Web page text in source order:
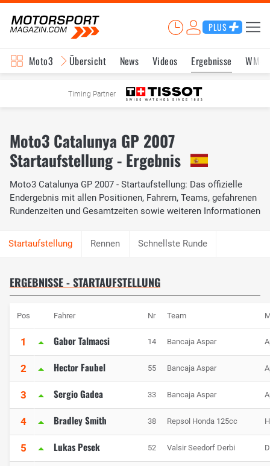
PLUS
Moto3 Übersicht News Videos Ergebnisse WM-
Timing Partner
Moto3 Catalunya GP 2007
Startaufstellung - Ergebnis
Moto3 Catalunya GP 2007 - Startaufstellung: Das offizielle
Endergebnis mit allen Positionen, Fahrern, Teams, gefahrenen
Rundenzeiten und Gesamtzeiten sowie weiteren Informationen
Rennen Schnellste Runde
ERGEBNISSE - STARTAUFSTELLUNG
Pos Fahrer Nr Team
1 Gabor Talmacsi 14 Bancaja Aspar
2 Hector Faubel 55 Bancaja Aspar
3 Sergio Gadea 33 Bancaja Aspar
4 Bradley Smith 38 Repsol Honda 125cc
5 Lukas Pesek 52 Valsir Seedorf Derbi